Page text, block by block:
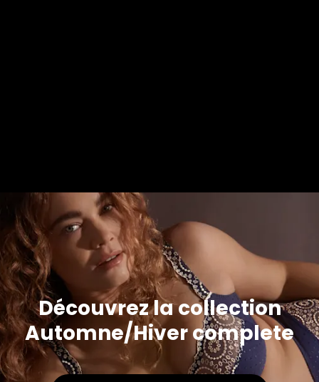
Découvrez la collection
Automne/Hiver complete